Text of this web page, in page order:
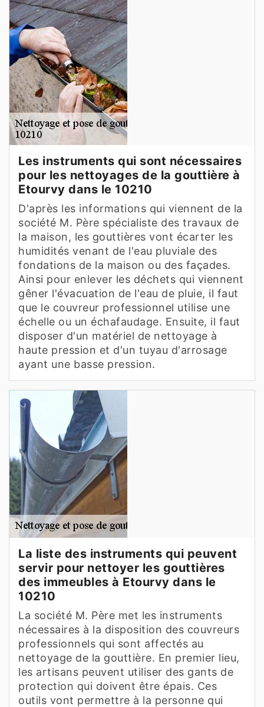
Les instruments qui sont nécessaires
pour les nettoyages de la gouttière à
Etourvy dans le 10210
D'après les informations qui viennent de la
société M. Père spécialiste des travaux de
la maison, les gouttières vont écarter les
humidités venant de l'eau pluviale des
fondations de la maison ou des façades.
Ainsi pour enlever les déchets qui viennent
gêner l'évacuation de l'eau de pluie, il faut
que le couvreur professionnel utilise une
échelle ou un échafaudage. Ensuite, il faut
disposer d'un matériel de nettoyage à
haute pression et d'un tuyau d'arrosage
ayant une basse pression.
La liste des instruments qui peuvent
servir pour nettoyer les gouttières
des immeubles à Etourvy dans le
10210
La société M. Père met les instruments
nécessaires à la disposition des couvreurs
professionnels qui sont affectés au
nettoyage de la gouttière. En premier lieu,
les artisans peuvent utiliser des gants de
protection qui doivent être épais. Ces
outils vont permettre à la personne qui